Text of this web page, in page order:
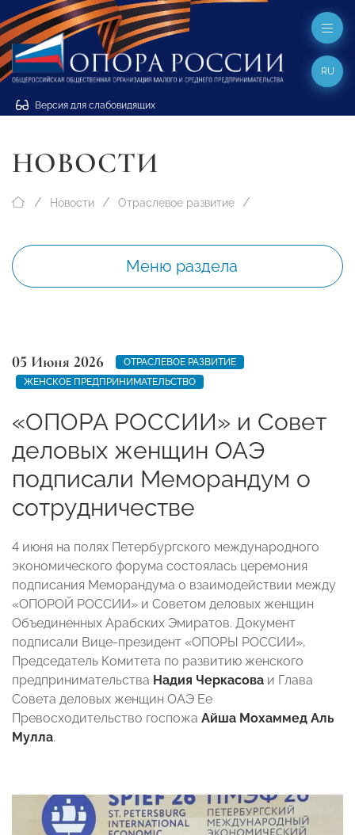
Версия для слабовидящих
RU
НОВОСТИ
Новости Отраслевое развитие
Меню раздела
05 Июня 2026
ОТРАСЛЕВОЕ РАЗВИТИЕ
ЖЕНСКОЕ ПРЕДПРИНИМАТЕЛЬСТВО
«ОПОРА РОССИИ» и Совет
деловых женщин ОАЭ
подписали Меморандум о
сотрудничестве
4 июня на полях Петербургского международного
экономического форума состоялась церемония
подписания Меморандума о взаимодействии между
«ОПОРОЙ РОССИИ» и Советом деловых женщин
Объединенных Арабских Эмиратов. Документ
подписали Вице-президент «ОПОРЫ РОССИИ»,
Председатель Комитета по развитию женского
предпринимательства Надия Черкасова и Глава
Совета деловых женщин ОАЭ Ее
Превосходительство госпожа Айша Мохаммед Аль
Мулла.